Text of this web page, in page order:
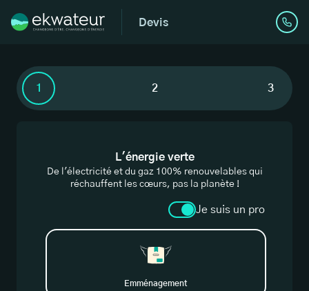
Devis
1 2 3
L'énergie verte
De l'électricité et du gaz 100% renouvelables qui
réchauffent les cœurs, pas la planète !
Je suis un pro
Emménagement